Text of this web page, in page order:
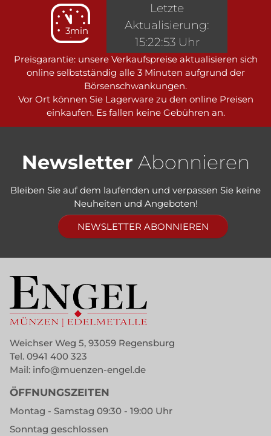
3min
Preisgarantie: unsere Verkaufspreise aktualisieren sich
online selbstständig alle 3 Minuten aufgrund der
Börsenschwankungen.
Vor Ort können Sie Lagerware zu den online Preisen
einkaufen. Es fallen keine Gebühren an.
Letzte
Aktualisierung:
15:22:53 Uhr
Newsletter Abonnieren
Bleiben Sie auf dem laufenden und verpassen Sie keine
Neuheiten und Angeboten!
NEWSLETTER ABONNIEREN
Weichser Weg 5, 93059 Regensburg
Tel. 0941 400 323
Mail: info@muenzen-engel.de
ÖFFNUNGSZEITEN
Montag - Samstag 09:30 - 19:00 Uhr
Sonntag geschlossen